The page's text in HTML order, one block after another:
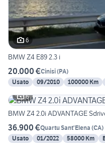
6
BMW Z4 E89 2.3 i
20.000 €Cinisi(PA)
Usato
09/2010 100000 Km
6
BMW Z4 2.0i ADVANTAGE
36.900 €Quartu Sant'Elena (CA)
Usato
01/2022 58000 Km